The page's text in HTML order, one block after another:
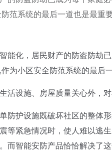
范系统的最后一道也是最重
能化，居民财产的防盗防劫
为小区安全防范系统的最后
设施、房屋质量关心外，对
护设施既破坏社区的整体
等紧急情况时，使人难以逃
智能安防产品恰恰解决了这